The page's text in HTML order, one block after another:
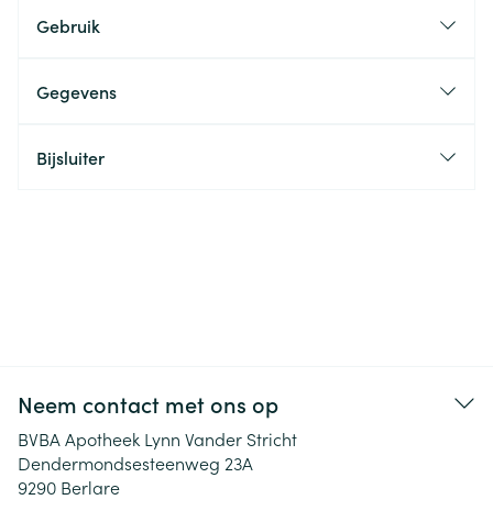
Gebruik
Gegevens
Bijsluiter
Neem contact met ons op
BVBA Apotheek Lynn Vander Stricht
Dendermondsesteenweg 23A
9290 Berlare